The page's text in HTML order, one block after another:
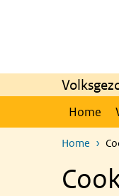
Home
Home